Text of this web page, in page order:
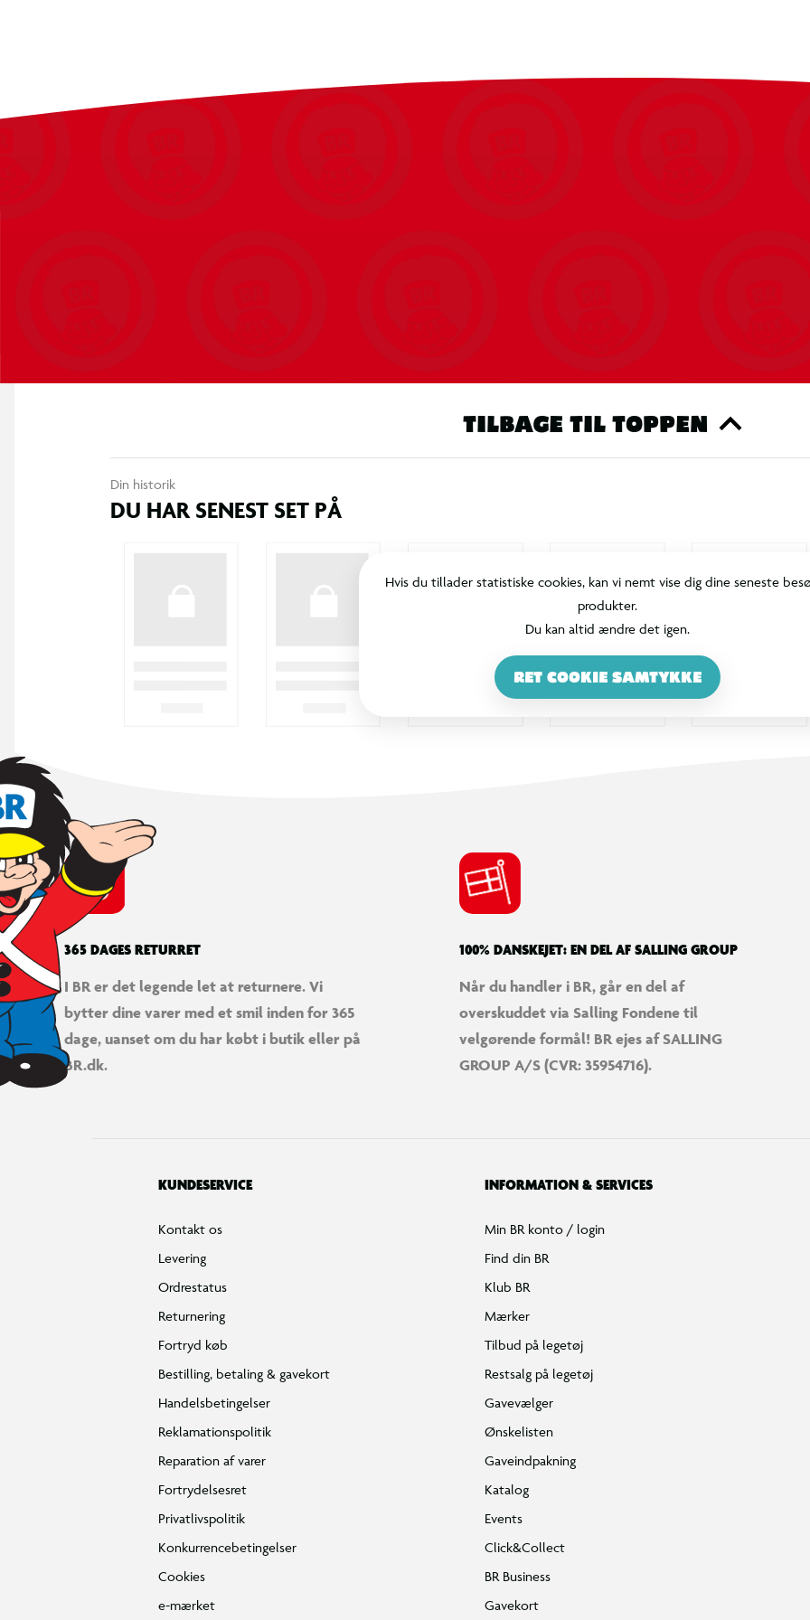
Bygger på mærkets 25 års ekspertise og markedslederskab
TILBAGE TIL TOPPEN
Din historik
DU HAR SENEST SET PÅ
Hvis du tillader statistiske cookies, kan vi nemt vise dig dine seneste
produkter.
Du kan altid ændre det igen.
RET COOKIE SAMTYKKE
365 DAGES RETURRET
I BR er det legende let at returnere. Vi
bytter dine varer med et smil inden for 365
dage, uanset om du har købt i butik eller på
BR.dk.
100% DANSKEJET: EN DEL AF SALLING GROUP
Når du handler i BR, går en del af
overskuddet via Salling Fondene til
velgørende formål! BR ejes af SALLING
GROUP A/S (CVR: 35954716).
KUNDESERVICE
Kontakt os
Levering
Ordrestatus
Returnering
Fortryd køb
Bestilling, betaling & gavekort
Handelsbetingelser
Reklamationspolitik
Reparation af varer
Fortrydelsesret
Privatlivspolitik
Konkurrencebetingelser
Cookies
e-mærket
INFORMATION & SERVICES
Min BR konto / login
Find din BR
Klub BR
Mærker
Tilbud på legetøj
Restsalg på legetøj
Gavevælger
Ønskelisten
Gaveindpakning
Katalog
Events
Click&Collect
BR Business
Gavekort